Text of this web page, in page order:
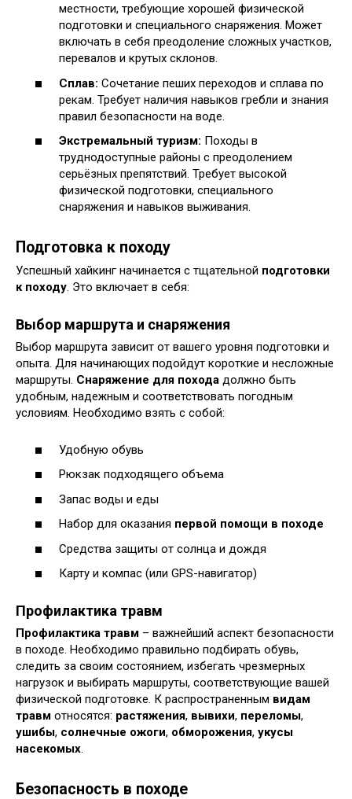
местности, требующие хорошей физической
подготовки и специального снаряжения. Может
включать в себя преодоление сложных участков,
перевалов и крутых склонов.
Сплав: Сочетание пеших переходов и сплава по
рекам. Требует наличия навыков гребли и знания
правил безопасности на воде.
Экстремальный туризм: Походы в
труднодоступные районы с преодолением
серьёзных препятствий. Требует высокой
физической подготовки, специального
снаряжения и навыков выживания.
Подготовка к походу
Успешный хайкинг начинается с тщательной подготовки
к походу. Это включает в себя:
Выбор маршрута и снаряжения
Выбор маршрута зависит от вашего уровня подготовки и
опыта. Для начинающих подойдут короткие и несложные
маршруты. Снаряжение для похода должно быть
удобным, надежным и соответствовать погодным
условиям. Необходимо взять с собой:
Удобную обувь
Рюкзак подходящего объема
Запас воды и еды
Набор для оказания первой помощи в походе
Средства защиты от солнца и дождя
Карту и компас (или GPS-навигатор)
Профилактика травм
Профилактика травм – важнейший аспект безопасности
в походе. Необходимо правильно подбирать обувь,
следить за своим состоянием, избегать чрезмерных
нагрузок и выбирать маршруты, соответствующие вашей
физической подготовке. К распространенным видам
травм относятся: растяжения, вывихи, переломы,
ушибы, солнечные ожоги, обморожения, укусы
насекомых.
Безопасность в походе